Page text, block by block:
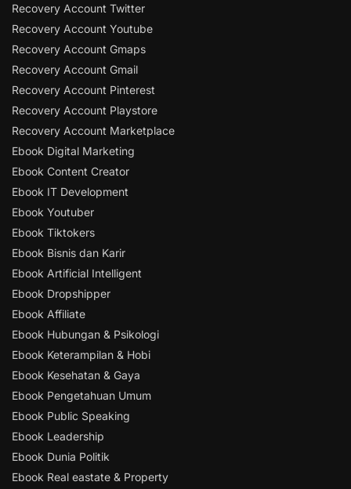
Recovery Account Twitter
Recovery Account Youtube
Recovery Account Gmaps
Recovery Account Gmail
Recovery Account Pinterest
Recovery Account Playstore
Recovery Account Marketplace
Ebook Digital Marketing
Ebook Content Creator
Ebook IT Development
Ebook Youtuber
Ebook Tiktokers
Ebook Bisnis dan Karir
Ebook Artificial Intelligent
Ebook Dropshipper
Ebook Affiliate
Ebook Hubungan & Psikologi
Ebook Keterampilan & Hobi
Ebook Kesehatan & Gaya
Ebook Pengetahuan Umum
Ebook Public Speaking
Ebook Leadership
Ebook Dunia Politik
Ebook Real eastate & Property